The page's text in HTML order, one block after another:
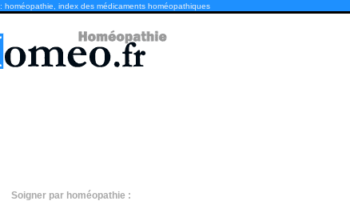
: homéopathie, index des médicaments homéopathiques
Soigner par homéopathie :